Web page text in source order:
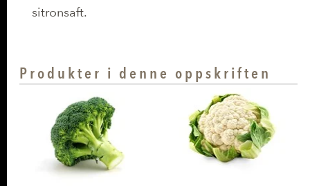
sitronsaft.
Produkter i denne oppskriften